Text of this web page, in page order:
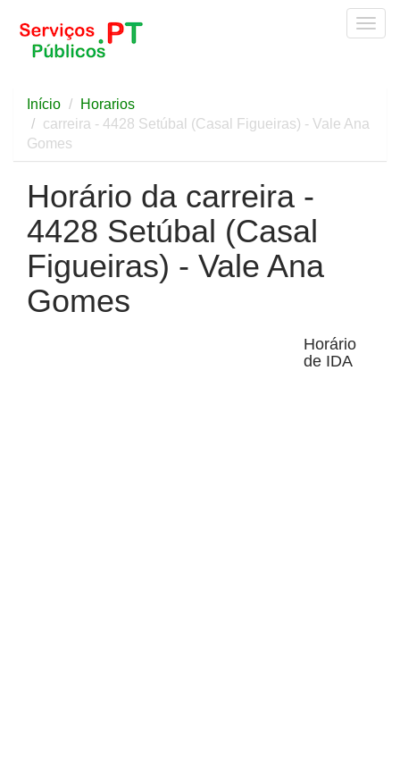
Início
Horarios
carreira - 4428 Setúbal (Casal Figueiras) - Vale Ana
Gomes
Horário da carreira -
4428 Setúbal (Casal
Figueiras) - Vale Ana
Gomes
Horário
de IDA